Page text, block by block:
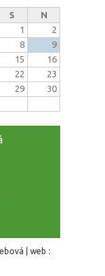
S
N
1
2
8
9
15
16
22
23
29
30
| web :